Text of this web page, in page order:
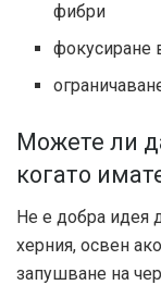
фибри
фокусиране
Можете ли
когато
Не е добра идея
херния, освен
запушване на